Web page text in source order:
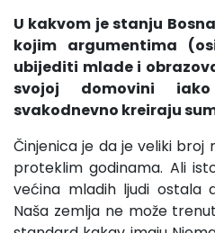
U kakvom je stanju
kojim argumentima
ubijediti mlade i
svojoj domovini
svakodnevno kreiraju
Činjenica je da je veliki broj
proteklim godinama. Ali
većina mladih ljudi ostala
Naša zemlja ne može